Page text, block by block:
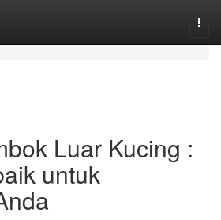
Luar Kucing :
untuk